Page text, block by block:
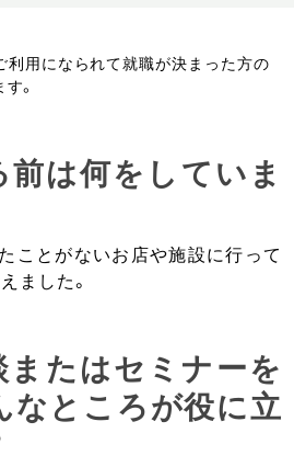
利用になられて就職が決まった方の
。
前は何をしていま
ことがないお店や施設に行って
ました。
またはセミナーを
なところが役に立